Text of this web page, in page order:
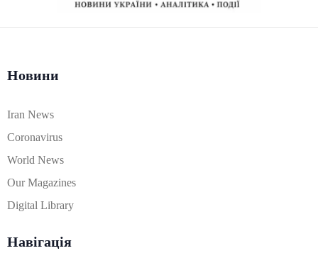
Новини
Iran News
Coronavirus
World News
Our Magazines
Digital Library
Навігація